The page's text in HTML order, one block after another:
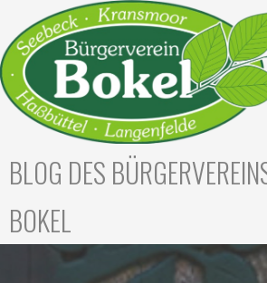
Inhalt
springen
BLOG DES
BOKEL